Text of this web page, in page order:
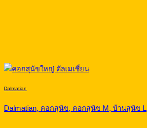
Dalmatian
Dalmatian, คอกสุนัข, คอกสุนัข M, บ้านสุนัข L